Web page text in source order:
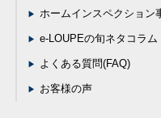
ホームインスペクション
e-LOUPEの旬ネタコラム
よくある質問(FAQ)
お客様の声